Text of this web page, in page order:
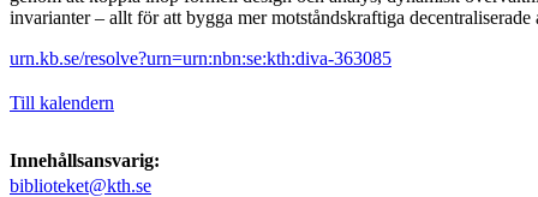
invarianter – allt för att bygga mer motståndskraftiga decentraliserade
urn.kb.se/resolve?urn=urn:nbn:se:kth:diva-363085
Till kalendern
Innehållsansvarig:
biblioteket@kth.se